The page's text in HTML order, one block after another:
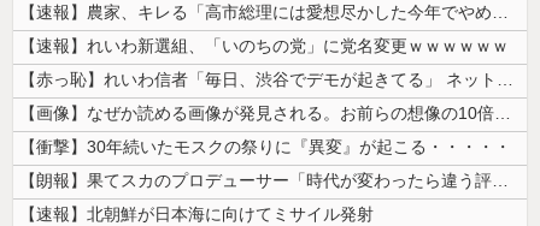
【速報】農家、キレる「高市総理には愛想尽かした今年でやめるぞ」コメ売値...
【速報】れいわ新選組、「いのちの党」に党名変更ｗｗｗｗｗｗ
【赤っ恥】れいわ信者「毎日、渋谷でデモが起きてる」 ネット「参加者の少...
【画像】なぜか読める画像が発見される。お前らの想像の10倍読めるｗｗｗ...
【衝撃】30年続いたモスクの祭りに『異変』が起こる・・・・・
【朗報】果てスカのプロデューサー「時代が変わったら違う評価もされるんじ...
【速報】北朝鮮が日本海に向けてミサイル発射